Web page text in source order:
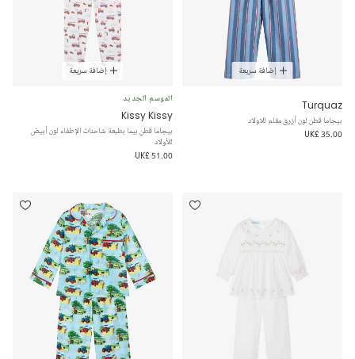
إضافة سريعة
Turquaz
بيجاما قطن لون أزرق مقلم للاولاد
UK£ 35.00
إضافة سريعة
الموسم الجديد
Kissy Kissy
بيجاما قطن بيما بطبعة شاحنات الإطفاء لون أبيض
للأولاد
UK£ 51.00